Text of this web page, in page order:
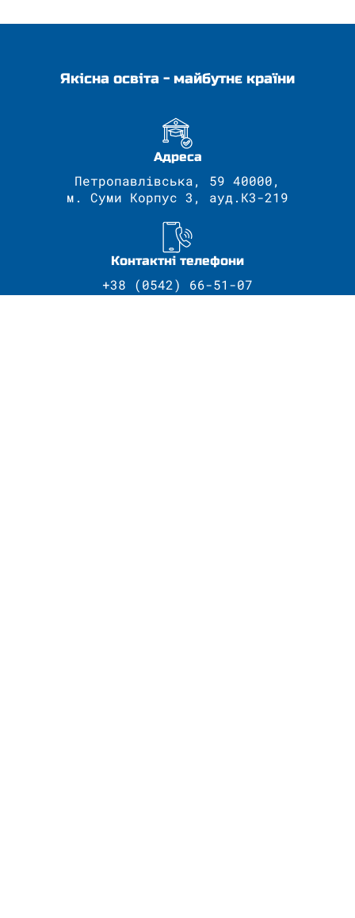
Якісна освіта - майбутнє країни
Адреса
Петропавлівська, 59 40000,
м. Суми Корпус 3, ауд.К3-219
Контактні телефони
+38 (0542) 66-51-07